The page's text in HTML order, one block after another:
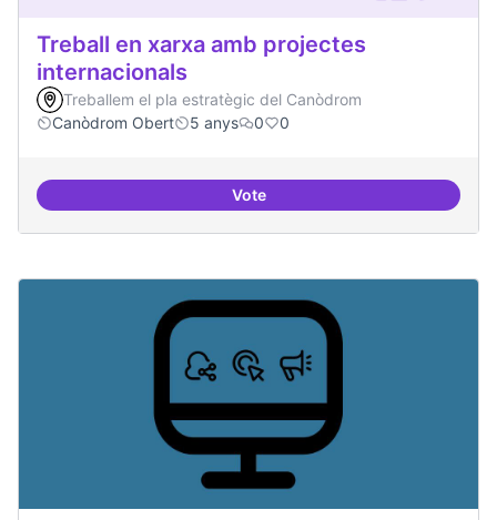
Treball en xarxa amb projectes
internacionals
Treballem el pla estratègic del Canòdrom
Canòdrom Obert
5 anys 0 0
VoteTreball en xarxa amb projectes